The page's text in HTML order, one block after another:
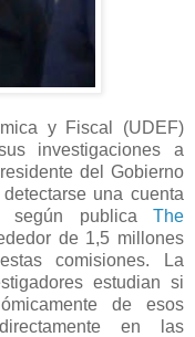
y Fiscal (UDEF)
investigaciones a
del Gobierno
una cuenta
según publica The
de 1,5 millones
comisiones. La
estudian si
de esos
en las